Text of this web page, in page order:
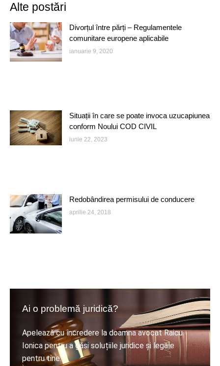
Alte postări
Divorțul între părți – Regulamentele
comunitare europene aplicabile
ianuarie 9, 2020
Situații în care se poate invoca uzucapiunea
conform Noului COD CIVIL
iunie 22, 2023
Redobândirea permisului de conducere
aprilie 24, 2018
Ai o problemă juridică?
Apelează cu încredere la doamna avocat Raicu
Ionica pentru a găsi soluțiile juridice și legale
pentru tine.